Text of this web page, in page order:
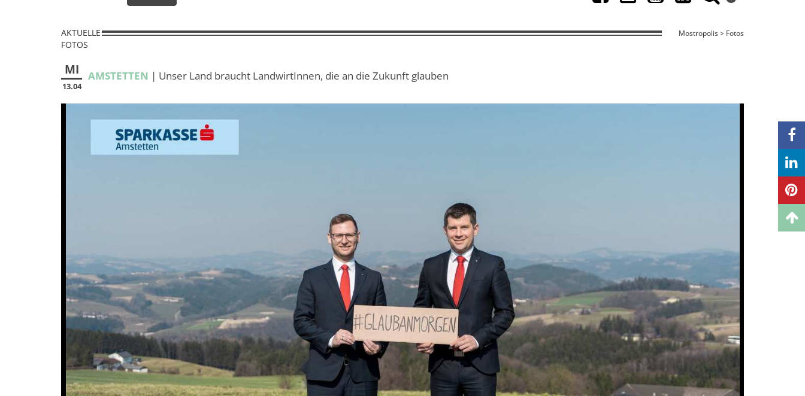
AKTUELLE
FOTOS
Mostropolis > Fotos
MI
13.04
AMSTETTEN | Unser Land braucht LandwirtInnen, die an die Zukunft glauben